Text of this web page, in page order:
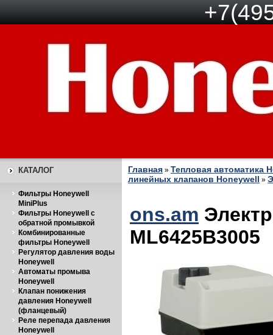
КАТАЛОГ
Фильтры Honeywell
MiniPlus
Фильтры Honeywell с
обратной промывкой
Комбинированные
фильтры Honeywell
Регулятор давления воды
Honeywell
Автоматы промыва
Honeywell
Клапан понижения
давления Honeywell
(фланцевый)
Реле перепада давления
Honeywell
Главная » Тепловая автоматика
линейных клапанов Honeywell »
ons.am
ML6425B3005